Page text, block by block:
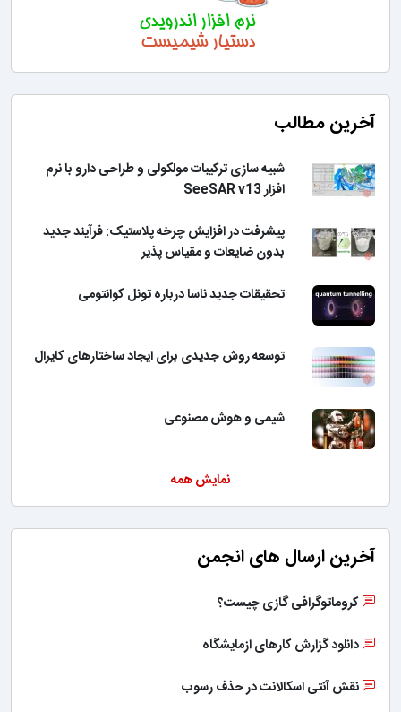
آخرین مطالب
شبیه سازی ترکیبات مولکولی و طراحی دارو با نرم
افزار SeeSAR v13
پیشرفت در افزایش چرخه پلاستیک: فرآیند جدید
بدون ضایعات و مقیاس پذیر
تحقیقات جدید ناسا درباره تونل کوانتومی
توسعه روش جدیدی برای ایجاد ساختارهای کایرال
شیمی و هوش مصنوعی
نمایش همه
آخرین ارسال های انجمن
کروماتوگرافی گازی چیست؟
دانلود گزارش کارهای ازمایشگاه
نقش آنتی اسکالانت در حذف رسوب